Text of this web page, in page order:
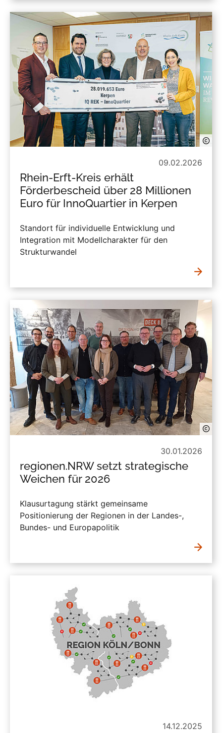
09.02.2026
Rhein-Erft-Kreis erhält
Förderbescheid über 28 Millionen
Euro für InnoQuartier in Kerpen
Standort für individuelle Entwicklung und
Integration mit Modellcharakter für den
Strukturwandel
30.01.2026
regionen.NRW setzt strategische
Weichen für 2026
Klausurtagung stärkt gemeinsame
Positionierung der Regionen in der Landes-,
Bundes- und Europapolitik
14.12.2025